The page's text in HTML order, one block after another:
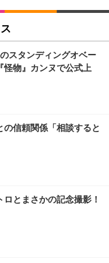
スタンディングオベー
怪物』カンヌで公式上
信頼関係「相談すると
とまさかの記念撮影！